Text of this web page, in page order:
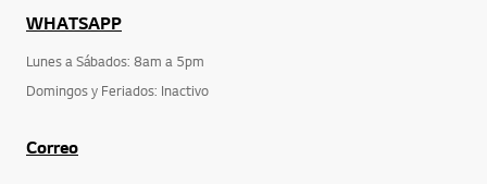
WHATSAPP
Lunes a Sábados: 8am a 5pm
Domingos y Feriados: Inactivo
Correo